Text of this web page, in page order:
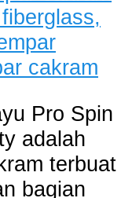
Pro Spin
adalah
terbuat
bagian